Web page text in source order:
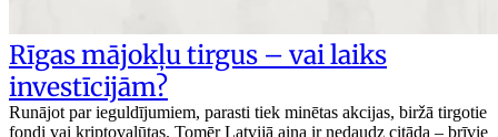
Rīgas mājokļu tirgus – vai laiks
investīcijām?
Runājot par ieguldījumiem, parasti tiek minētas akcijas, biržā tirgotie
fondi vai kriptovalūtas. Tomēr Latvijā aina ir nedaudz citāda – brīvie